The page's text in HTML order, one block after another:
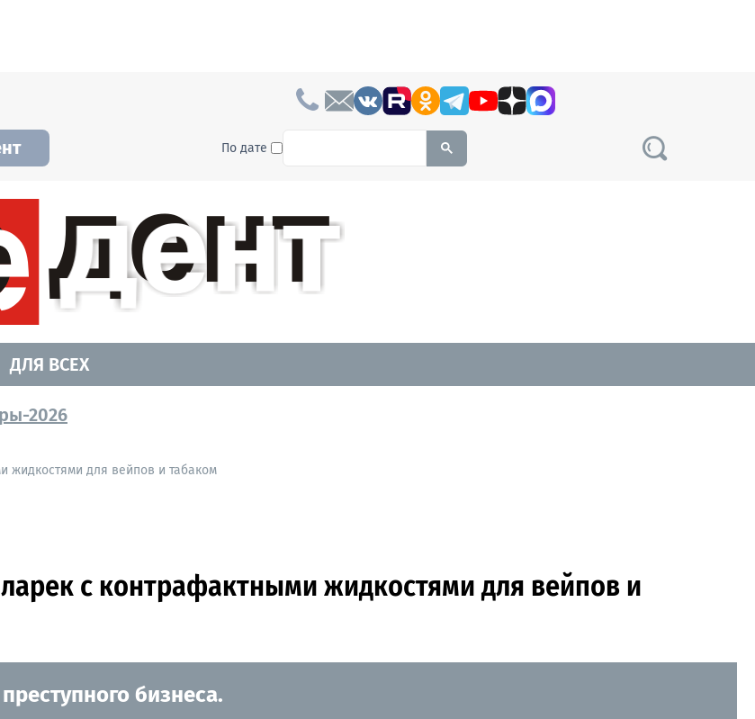
По дате To search this site, enter a search term
ДЛЯ ВСЕХ
2026
жидкостями для вейпов и табаком
с контрафактными жидкостями для вейпов и
бизнеса.